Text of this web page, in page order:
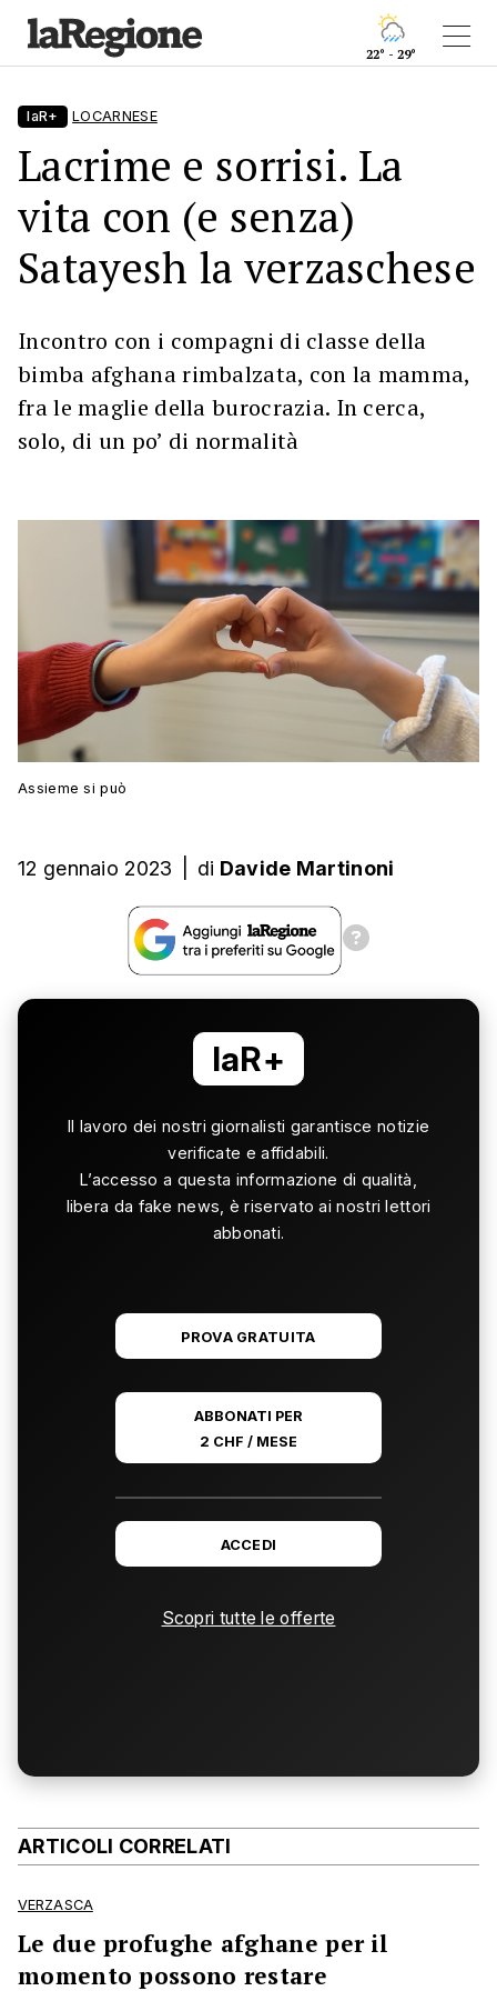
22° - 29°
laR+ LOCARNESE
Lacrime e sorrisi. La
vita con (e senza)
Satayesh la verzaschese
Incontro con i compagni di classe della
bimba afghana rimbalzata, con la mamma,
fra le maglie della burocrazia. In cerca,
solo, di un po’ di normalità
Assieme si può
12 gennaio 2023 di Davide Martinoni
laR+
Il lavoro dei nostri giornalisti garantisce notizie
verificate e affidabili.
L’accesso a questa informazione di qualità,
libera da fake news, è riservato ai nostri lettori
abbonati.
PROVA GRATUITA
ABBONATI PER
2 CHF / MESE
ACCEDI
Scopri tutte le offerte
ARTICOLI CORRELATI
VERZASCA
Le due profughe afghane per il
momento possono restare